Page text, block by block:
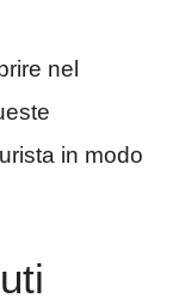
nel
in modo